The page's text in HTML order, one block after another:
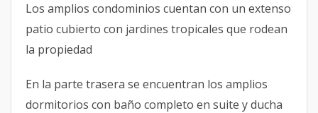
Los amplios condominios cuentan con un extenso
patio cubierto con jardines tropicales que rodean
la propiedad
En la parte trasera se encuentran los amplios
dormitorios con baño completo en suite y ducha